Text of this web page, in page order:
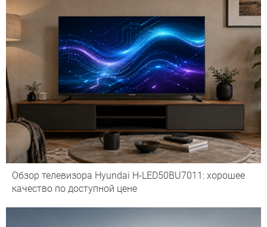
Обзор телевизора Hyundai H-LED50BU7011: хорошее
качество по доступной цене